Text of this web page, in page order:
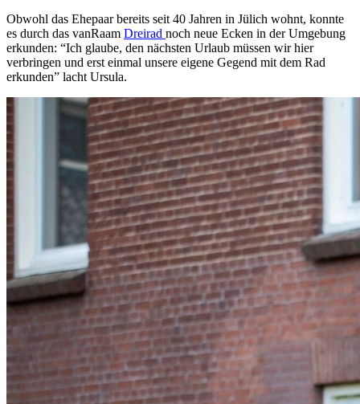
Obwohl das Ehepaar bereits seit 40 Jahren in Jülich wohnt, konnte
es durch das vanRaam Dreirad noch neue Ecken in der Umgebung
erkunden: “Ich glaube, den nächsten Urlaub müssen wir hier
verbringen und erst einmal unsere eigene Gegend mit dem Rad
erkunden” lacht Ursula.